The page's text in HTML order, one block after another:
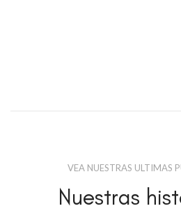
VEA NUESTRAS ULTIMAS
Nuestras